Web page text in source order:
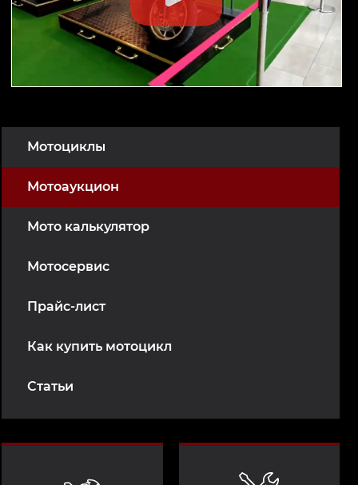
Мотоциклы
Мотоаукцион
Мото калькулятор
Мотосервис
Прайс-лист
Как купить мотоцикл
Статьи